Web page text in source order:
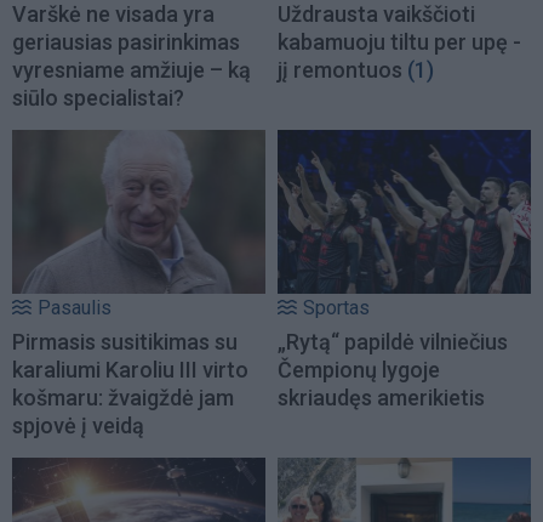
Varškė ne visada yra
geriausias pasirinkimas
vyresniame amžiuje – ką
siūlo specialistai?
Uždrausta vaikščioti
kabamuoju tiltu per upę -
jį remontuos (1)
Pasaulis
Pirmasis susitikimas su
karaliumi Karoliu III virto
košmaru: žvaigždė jam
spjovė į veidą
Sportas
„Rytą“ papildė vilniečius
Čempionų lygoje
skriaudęs amerikietis